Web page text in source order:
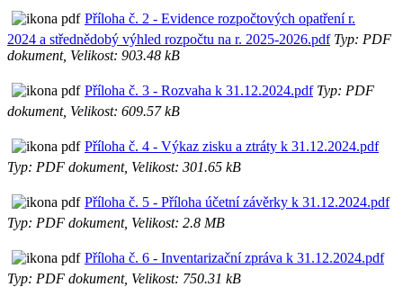
Příloha č. 2 - Evidence rozpočtových opatření r.
2024 a střednědobý výhled rozpočtu na r. 2025-2026.pdfTyp: PDF
dokument, Velikost: 903.48 kB
Příloha č. 3 - Rozvaha k 31.12.2024.pdfTyp: PDF
dokument, Velikost: 609.57 kB
Příloha č. 4 - Výkaz zisku a ztráty k 31.12.2024.pdf
Typ: PDF dokument, Velikost: 301.65 kB
Příloha č. 5 - Příloha účetní závěrky k 31.12.2024.pdf
Typ: PDF dokument, Velikost: 2.8 MB
Příloha č. 6 - Inventarizační zpráva k 31.12.2024.pdf
Typ: PDF dokument, Velikost: 750.31 kB